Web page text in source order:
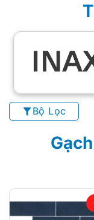
Bộ Lọc